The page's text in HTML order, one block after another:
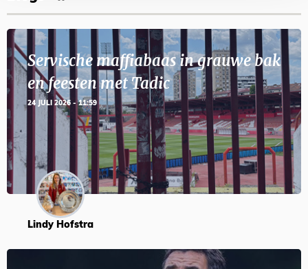
Servische maffiabaas in grauwe bak
en feesten met Tadic
24 JULI 2026 - 11:59
Lindy Hofstra